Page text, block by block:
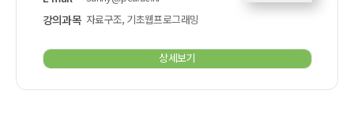
강의과목 자료구조, 기초웹프로그래밍
상세보기